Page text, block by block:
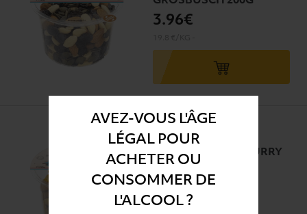
AVEZ-VOUS L'ÂGE
LÉGAL POUR
ACHETER OU
CONSOMMER DE
L'ALCOOL ?
3.96€
NOIX DE CAJOU CURRY
GROSBUSCH 200g
5.30€
26.5 €/KG